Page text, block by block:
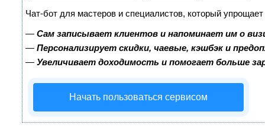
Чат-бот для мастеров и специалистов, который
—Сам записывает клиентов и напоминает им о
—Персонализирует скидки, чаевые, кэшбэк и
—Увеличивает доходимость и помогает больше
Начать пользоваться сервисом